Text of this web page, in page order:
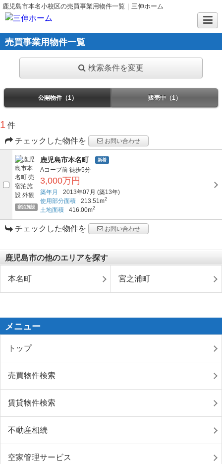
鹿児島市本名小校区の売買事業用物件一覧｜三伸ホーム
売買事業用物件一覧
検索条件を変更
公開物件（1） 販売中（1）
1 件
チェックした物件を
お問い合わせ
宿泊施設
鹿児島市本名町 新着
Aコープ前 徒歩5分
3,000万円
築年月 2013年07月 (築13年)
使用部分面積
213.51m2
土地面積 416.00m2
チェックした物件を お問い合わせ
鹿児島市の他のエリアを探す
本名町 宮之浦町
メニュー
トップ
売買物件検索
賃貸物件検索
不動産相続
空家管理サービス